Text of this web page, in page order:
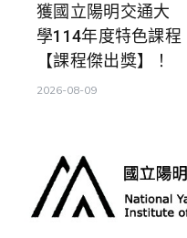
獲國立陽明交通大
學114年度特色課程
【課程傑出獎】！
2026-08-09